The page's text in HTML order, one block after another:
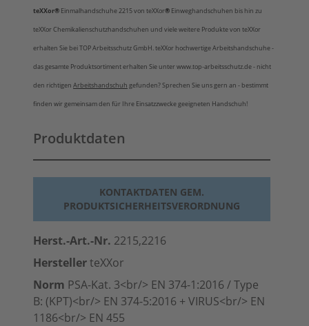
teXXor® Einmalhandschuhe 2215von teXXor® Einweghandschuhen bis hin zu
teXXor Chemikalienschutzhandschuhen und viele weitere Produkte von teXXor
erhalten Sie bei TOP Arbeitsschutz GmbH. teXXor hochwertige Arbeitshandschuhe -
das gesamte Produktsortiment erhalten Sie unter www.top-arbeitsschutz.de - nicht
den richtigen Arbeitshandschuh gefunden? Sprechen Sie uns gern an - bestimmt
finden wir gemeinsam den für Ihre Einsatzzwecke geeigneten Handschuh!
Produktdaten
KONTAKTDATEN GEM.
PRODUKTSICHERHEITSVERORDNUNG
Herst.-Art.-Nr. 2215,2216
HerstellerteXXor
Norm PSA-Kat. 3<br/> EN 374-1:2016 / Type
B: (KPT)<br/> EN 374-5:2016 + VIRUS<br/> EN
1186<br/> EN 455